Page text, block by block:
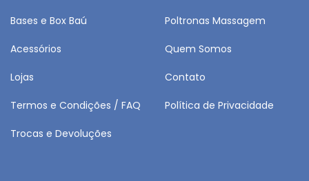
Bases e Box Baú Poltronas Massagem
Acessórios Quem Somos
Lojas Contato
Termos e Condições / FAQ Política de Privacidade
Trocas e Devoluções